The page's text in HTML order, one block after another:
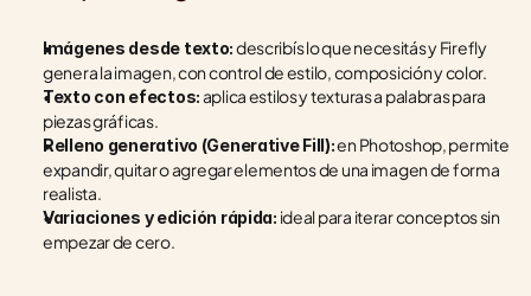
Imágenes desde texto: describís lo que necesitás y Firefly
genera la imagen, con control de estilo, composición y color.
Texto con efectos: aplica estilos y texturas a palabras para
piezas gráficas.
Relleno generativo (Generative Fill): en Photoshop, permite
expandir, quitar o agregar elementos de una imagen de forma
realista.
Variaciones y edición rápida: ideal para iterar conceptos sin
empezar de cero.